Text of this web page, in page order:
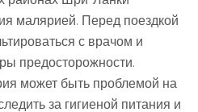
малярией. Перед поездкой
с врачом и
предосторожности.
может быть проблемой на
за гигиеной питания и